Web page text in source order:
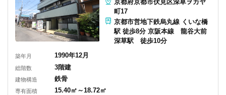
京都府京都市伏見区深草ヲカヤ
町17
京都市営地下鉄烏丸線 くいな橋
駅 徒歩8分 京阪本線 龍谷大前
深草駅 徒歩10分
築年月 1990年12月
総階数 3階建
建物構造 鉄骨
専有面積 15.40㎡～18.72㎡